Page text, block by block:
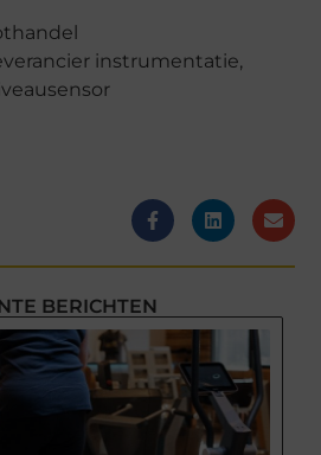
instrumentatie,
BERICHTEN